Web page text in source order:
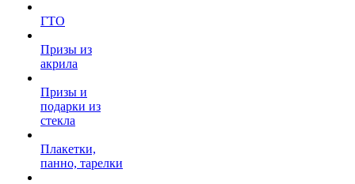
ГТО
Призы из
акрила
Призы и
подарки из
стекла
Плакетки,
панно, тарелки